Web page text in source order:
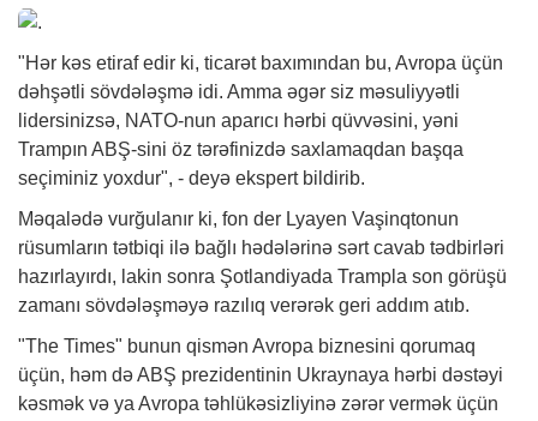
"Hər kəs etiraf edir ki, ticarət baxımından bu, Avropa üçün
dəhşətli sövdələşmə idi. Amma əgər siz məsuliyyətli
lidersinizsə, NATO-nun aparıcı hərbi qüvvəsini, yəni
Trampın ABŞ-sini öz tərəfinizdə saxlamaqdan başqa
seçiminiz yoxdur", - deyə ekspert bildirib.
Məqalədə vurğulanır ki, fon der Lyayen Vaşinqtonun
rüsumların tətbiqi ilə bağlı hədələrinə sərt cavab tədbirləri
hazırlayırdı, lakin sonra Şotlandiyada Trampla son görüşü
zamanı sövdələşməyə razılıq verərək geri addım atıb.
"The Times" bunun qismən Avropa biznesini qorumaq
üçün, həm də ABŞ prezidentinin Ukraynaya hərbi dəstəyi
kəsmək və ya Avropa təhlükəsizliyinə zərər vermək üçün